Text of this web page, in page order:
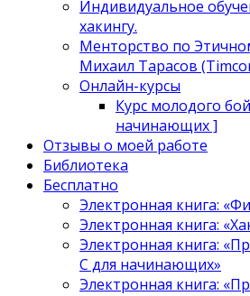
Индивидуальное
хакингу.
Менторство по
Михаил Тарасов
Онлайн-курсы
Курс молодого
начинающих ]
Отзывы о моей работе
Библиотека
Бесплатно
Электронная книга:
Электронная книга:
Электронная книга:
C для начинающих»
Электронная книга: